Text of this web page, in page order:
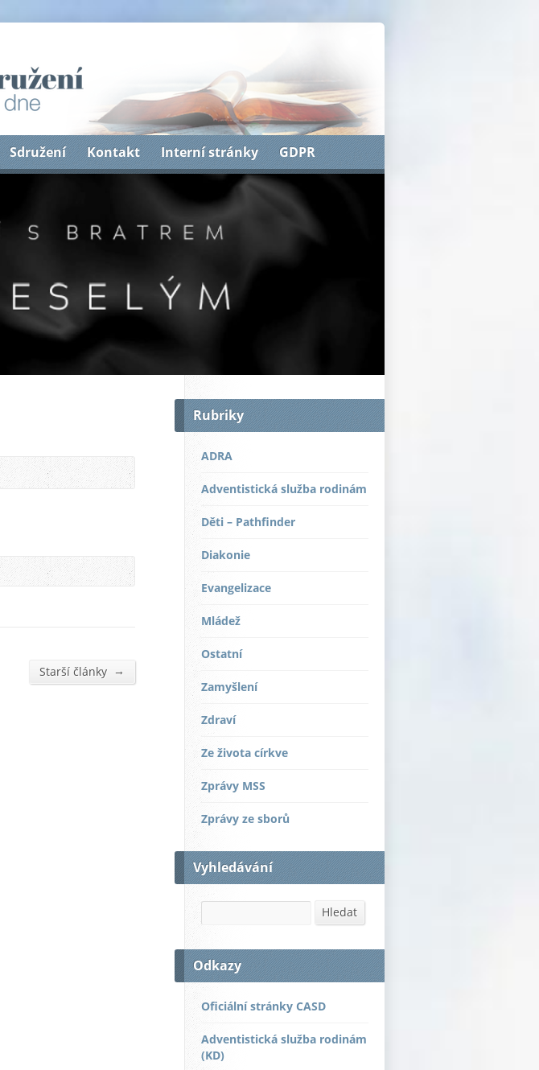
Sdružení Kontakt Interní stránky GDPR
Starší články →
Rubriky
ADRA
Adventistická služba rodinám
Děti – Pathfinder
Diakonie
Evangelizace
Mládež
Ostatní
Zamyšlení
Zdraví
Ze života církve
Zprávy MSS
Zprávy ze sborů
Vyhledávání
Hledat
Odkazy
Oficiální stránky CASD
Adventistická služba rodinám
(KD)